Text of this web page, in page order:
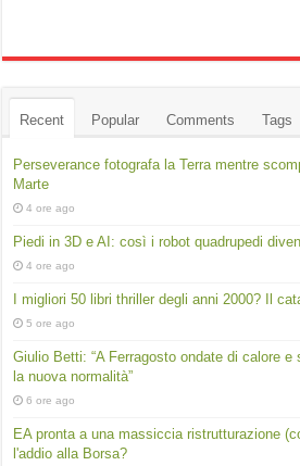
Recent Popular Comments Tags
Perseverance fotografa la Terra mentre
Marte
4 ore ago
Piedi in 3D e AI: così i robot quadrupedi
4 ore ago
I migliori 50 libri thriller degli anni 2000? Il
5 ore ago
Giulio Betti: “A Ferragosto ondate di calore
la nuova normalità”
6 ore ago
EA pronta a una massiccia ristrutturazione
l'addio alla Borsa?